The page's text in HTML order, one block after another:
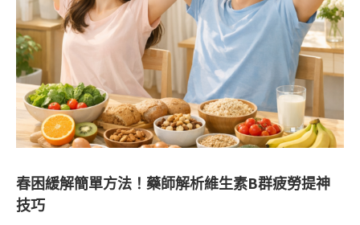
春困緩解簡單方法！藥師解析維生素B群疲勞提神
技巧